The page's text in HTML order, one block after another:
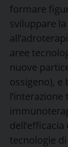
formare
sviluppare
aree
nuove
ossigeno), e
tecnologie